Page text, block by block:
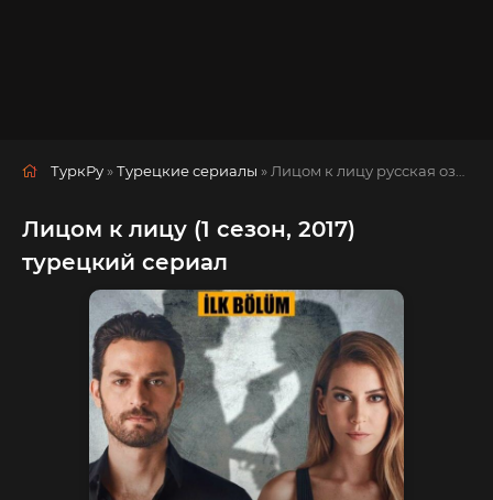
ТуркРу »Турецкие сериалы » Лицом к лицу русская озвучка смотреть полностью онлайн!
Лицом к лицу (1 сезон, 2017)
турецкий сериал